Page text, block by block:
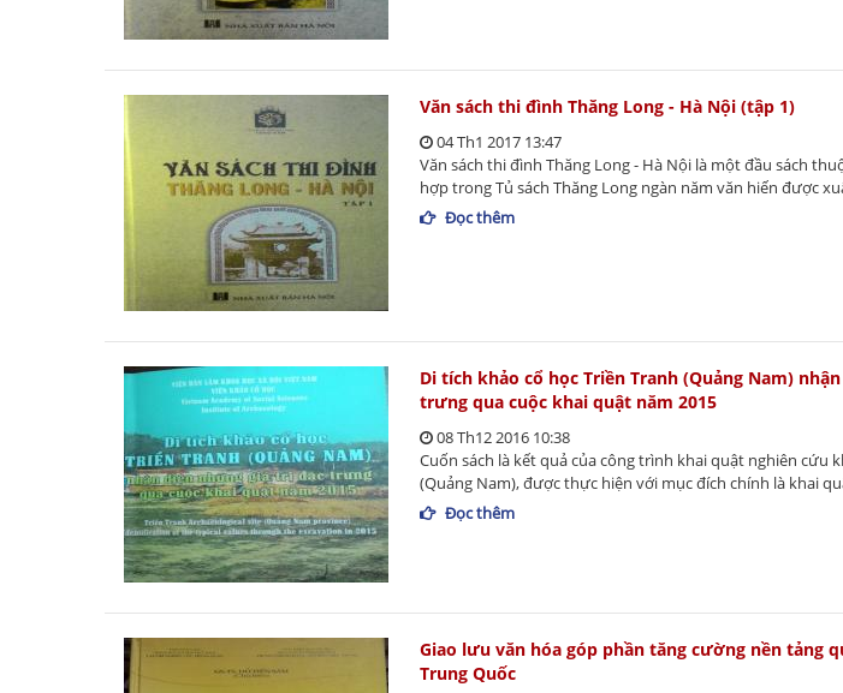
Văn sách thi đình Thăng Long - Hà Nội (tập 1)
04 Th1 2017 13:47
Văn sách thi đình Thăng Long - Hà Nội là một đầu sách
hợp trong Tủ sách Thăng Long ngàn năm văn hiến được
Đọc thêm
Di tích khảo cổ học Triền Tranh (Quảng Nam)
trưng qua cuộc khai quật năm 2015
08 Th12 2016 10:38
Cuốn sách là kết quả của công trình khai quật nghiên cứu
(Quảng Nam), được thực hiện với mục đích chính là khai
Đọc thêm
Giao lưu văn hóa góp phần tăng cường nền tảng
Trung Quốc